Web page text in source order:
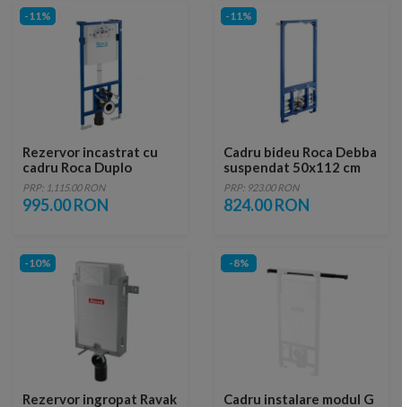
-11%
Rezervor incastrat cu
cadru Roca Duplo
PRP: 1,115.00 RON
995.00 RON
-11%
Cadru bideu Roca Debba
suspendat 50x112 cm
PRP: 923.00 RON
824.00 RON
-10%
Rezervor ingropat Ravak
-8%
Cadru instalare modul G